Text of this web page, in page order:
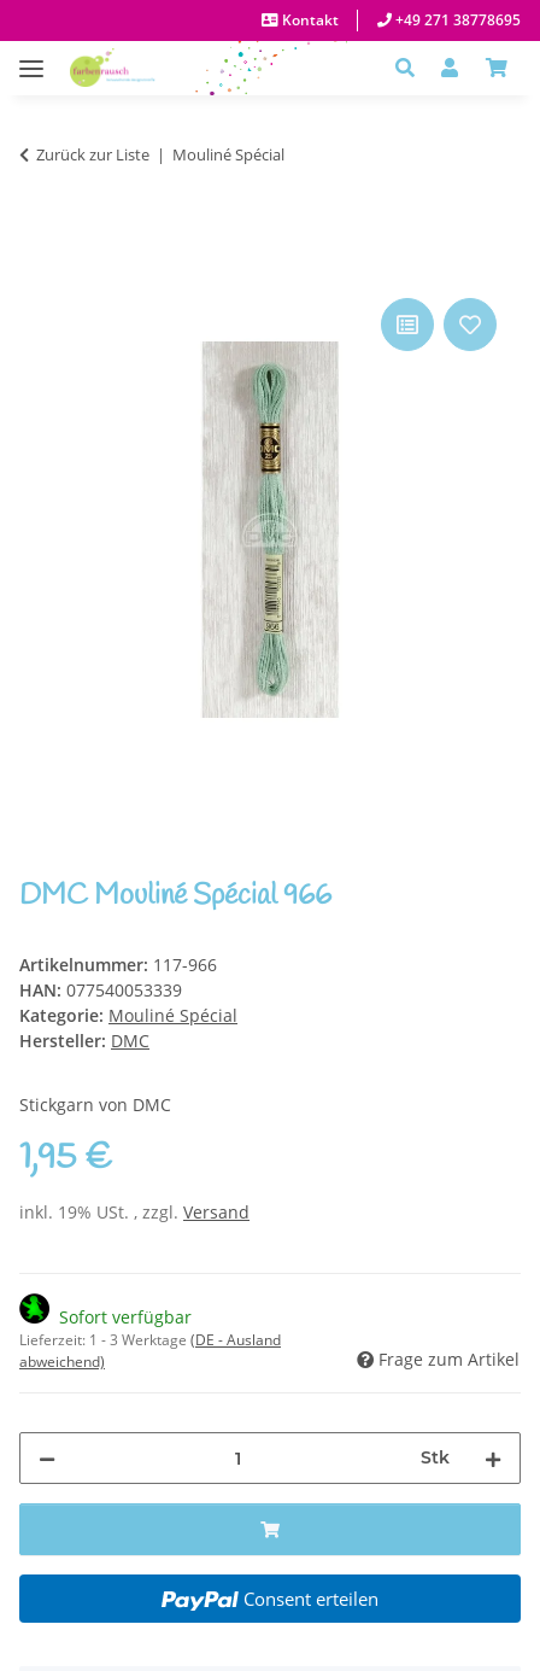
Kontakt +49 271 38778695
Zurück zur Liste Mouliné Spécial
DMC Mouliné Spécial 966
Artikelnummer: 117-966
HAN: 077540053339
Kategorie: Mouliné Spécial
Hersteller: DMC
Stickgarn von DMC
1,95 €
inkl. 19% USt. , zzgl. Versand
Sofort verfügbar
Lieferzeit: 1 - 3 Werktage (DE - Ausland
abweichend)
Frage zum Artikel
Stk
Consent erteilen